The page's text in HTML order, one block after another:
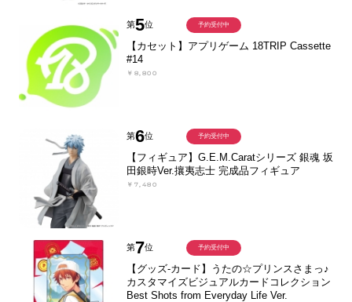
第5位
【カセット】アプリゲーム 18TRIP Cassette
#14
￥8,800
予約受付中
第6位
【フィギュア】G.E.M.Caratシリーズ 銀魂 坂
田銀時Ver.攘夷志士 完成品フィギュア
￥7,480
予約受付中
第7位
【グッズ-カード】うたの☆プリンスさまっ♪
カスタマイズビジュアルカードコレクション
Best Shots from Everyday Life Ver.
予約受付中